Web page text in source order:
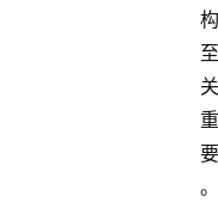
构
至
关
重
要
。